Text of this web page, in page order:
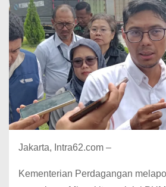
Jakarta, Intra62.com –
Kementerian Perdagangan